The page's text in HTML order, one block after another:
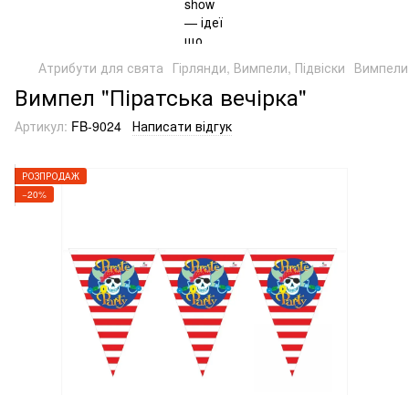
Атрибути для свята Гірлянди, Вимпели, Підвіски Вимпели
Вимпел "Піратська вечірка"
Артикул: FB-9024 Написати відгук
РОЗПРОДАЖ
−20%